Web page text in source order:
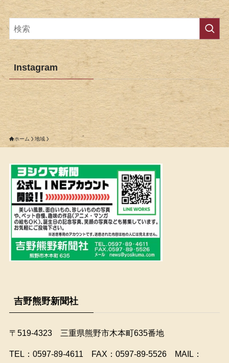
Instagram
ホーム 地域
吉野熊野新聞社
〒519-4323 三重県熊野市木本町635番地
​TEL：0597-89-4611 FAX：0597-89-5526 MAIL：